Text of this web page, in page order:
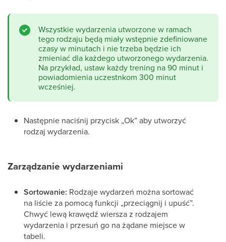
Wszystkie wydarzenia utworzone w ramach
tego rodzaju będą miały wstępnie zdefiniowane
czasy w minutach i nie trzeba będzie ich
zmieniać dla każdego utworzonego wydarzenia.
Na przykład, ustaw każdy trening na 90 minut i
powiadomienia uczestnkom 300 minut
wcześniej.
Następnie naciśnij przycisk „Ok” aby utworzyć
rodzaj wydarzenia.
Zarządzanie wydarzeniami
Sortowanie: Rodzaje wydarzeń można sortować
na liście za pomocą funkcji „przeciągnij i upuść”.
Chwyć lewą krawędź wiersza z rodzajem
wydarzenia i przesuń go na żądane miejsce w
tabeli.